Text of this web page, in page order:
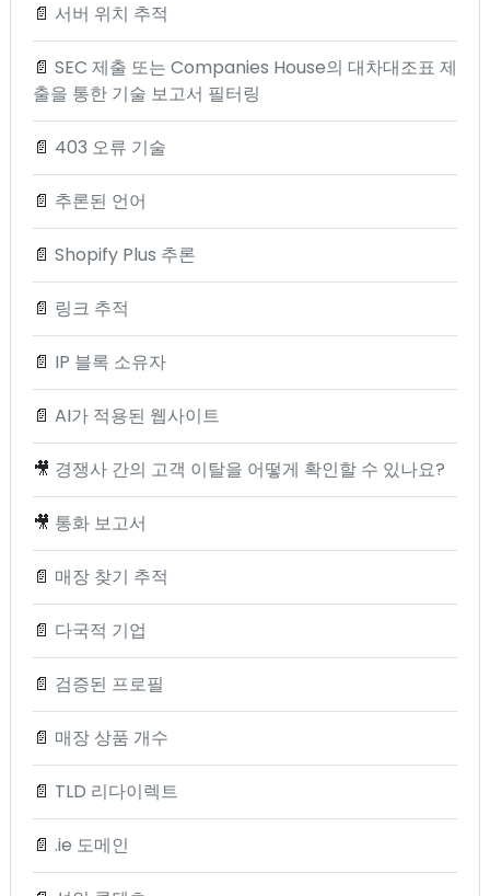
📄 서버 위치 추적
📄 SEC 제출 또는 Companies House의 대차대조표 제
출을 통한 기술 보고서 필터링
📄 403 오류 기술
📄 추론된 언어
📄 Shopify Plus 추론
📄 링크 추적
📄 IP 블록 소유자
📄 AI가 적용된 웹사이트
🎥 경쟁사 간의 고객 이탈을 어떻게 확인할 수 있나요?
🎥 통화 보고서
📄 매장 찾기 추적
📄 다국적 기업
📄 검증된 프로필
📄 매장 상품 개수
📄 TLD 리다이렉트
📄 .ie 도메인